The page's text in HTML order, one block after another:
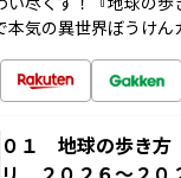
気の異世界ぼうけん
０１ 地球の歩き